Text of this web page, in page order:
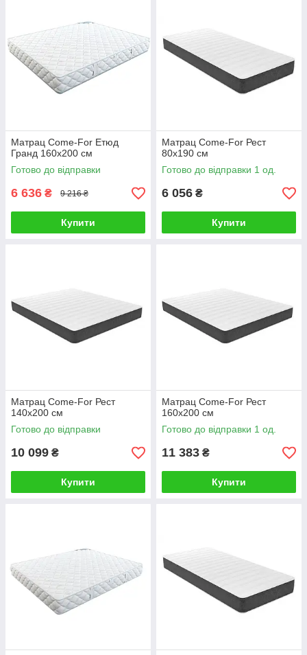
Матрац Come-For Етюд
Гранд 160х200 см
Готово до відправки
6 636 ₴ 9 216 ₴
Купити
Матрац Come-For Рест
80х190 см
Готово до відправки 1 од.
6 056 ₴
Купити
Матрац Come-For Рест
140х200 см
Готово до відправки
10 099 ₴
Купити
Матрац Come-For Рест
160х200 см
Готово до відправки 1 од.
11 383 ₴
Купити